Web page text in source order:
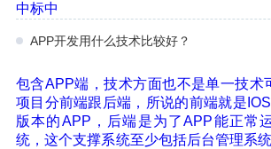
中标中
APP开发用什么技术比较好？
包含APP端，技术方面也不是单一技术
项目分前端跟后端，所说的前端就是
版本的APP，后端是为了APP能正常
统，这个支撑系统至少包括后台管理系